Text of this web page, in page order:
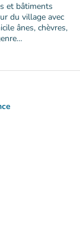
et bâtiments
du village avec
ânes, chèvres,